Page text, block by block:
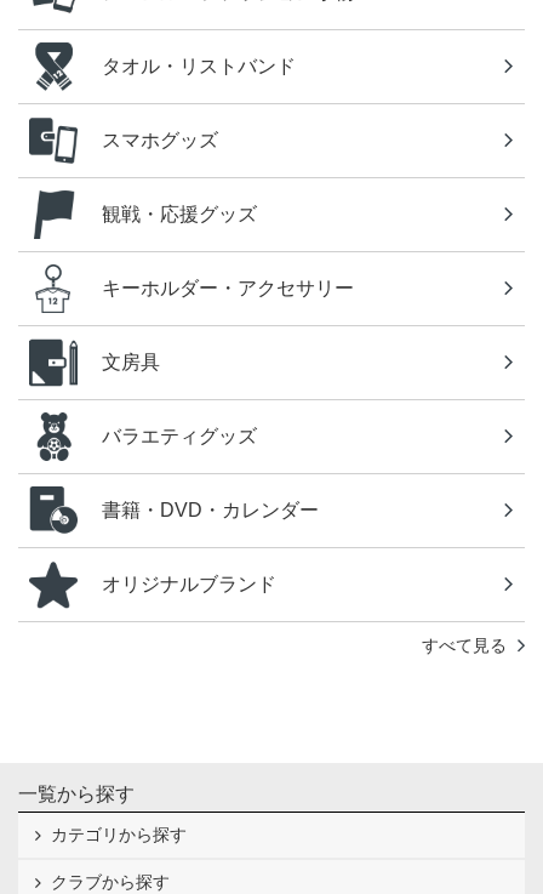
タオル・リストバンド
スマホグッズ
観戦・応援グッズ
キーホルダー・アクセサリー
文房具
バラエティグッズ
書籍・DVD・カレンダー
オリジナルブランド
すべて見る
一覧から探す
カテゴリから探す
クラブから探す